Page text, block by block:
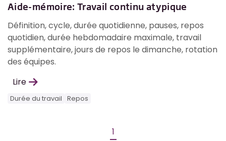
Aide-mémoire: Travail continu atypique
Définition, cycle, durée quotidienne, pauses, repos
quotidien, durée hebdomadaire maximale, travail
supplémentaire, jours de repos le dimanche, rotation
des équipes.
Lire
Durée du travail Repos
1